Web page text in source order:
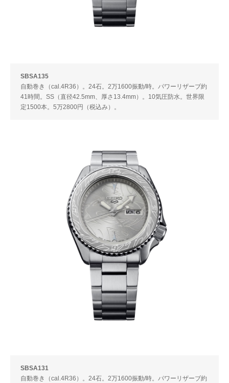
SBSA135
自動巻き（cal.4R36）。24石。2万1600振動/時。パワーリザーブ約
41時間。SS（直径42.5mm、厚さ13.4mm）。10気圧防水。世界限
定1500本。5万2800円（税込み）。
SBSA131
自動巻き（cal.4R36）。24石。2万1600振動/時。パワーリザーブ約